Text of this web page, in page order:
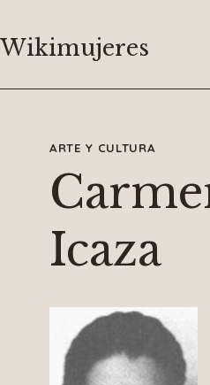
al
Wikimujeres
ARTE Y CULTURA
Icaza